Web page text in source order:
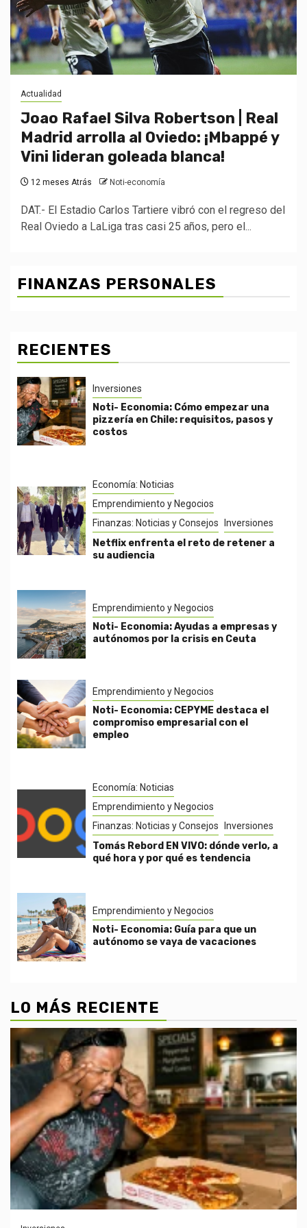
Actualidad
Joao Rafael Silva Robertson | Real
Madrid arrolla al Oviedo: ¡Mbappé y
Vini lideran goleada blanca!
12 meses Atrás Noti-economía
DAT.- El Estadio Carlos Tartiere vibró con el regreso del
Real Oviedo a LaLiga tras casi 25 años, pero el...
FINANZAS PERSONALES
RECIENTES
Inversiones
Noti- Economia: Cómo empezar una
pizzería en Chile: requisitos, pasos y
costos
Economía: Noticias
Emprendimiento y Negocios
Finanzas: Noticias y Consejos
Inversiones
Netflix enfrenta el reto de retener a
su audiencia
Emprendimiento y Negocios
Noti- Economia: Ayudas a empresas y
autónomos por la crisis en Ceuta
Emprendimiento y Negocios
Noti- Economia: CEPYME destaca el
compromiso empresarial con el
empleo
Economía: Noticias
Emprendimiento y Negocios
Finanzas: Noticias y Consejos
Inversiones
Tomás Rebord EN VIVO: dónde verlo, a
qué hora y por qué es tendencia
Emprendimiento y Negocios
Noti- Economia: Guía para que un
autónomo se vaya de vacaciones
LO MÁS RECIENTE